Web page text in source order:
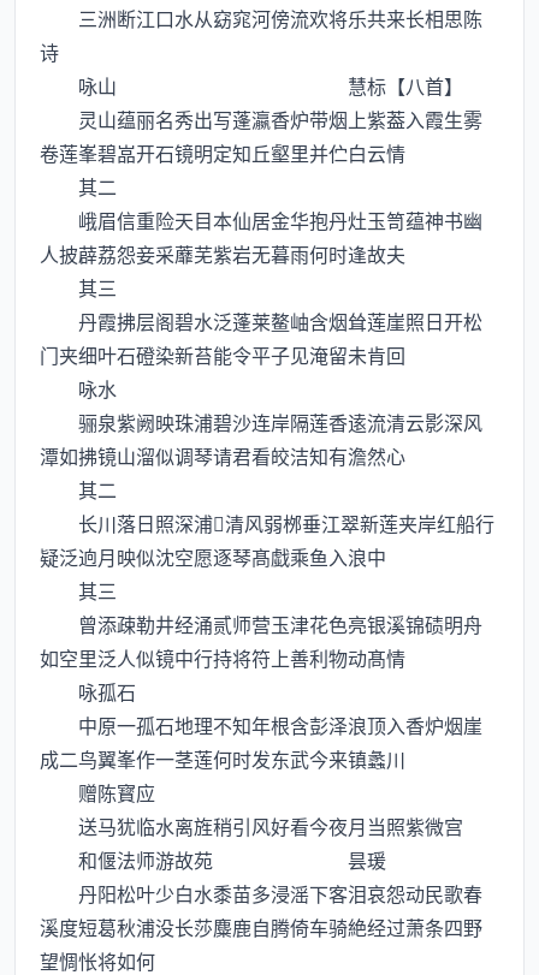
三洲断江口水从窈窕河傍流欢将乐共来长相思陈
诗
咏山 慧标【八首】
灵山蕴丽名秀出写蓬瀛香炉带烟上紫葢入霞生雾
卷莲峯碧嵓开石镜明定知丘壑里并伫白云情
其二
峨眉信重险天目本仙居金华抱丹灶玉笥蕴神书幽
人披薜荔怨妾采蘼芜紫岩无暮雨何时逢故夫
其三
丹霞拂层阁碧水泛蓬莱鳌岫含烟耸莲崖照日开松
门夹细叶石磴染新苔能令平子见淹留未肯回
咏水
骊泉紫阙映珠浦碧沙连岸隔莲香逺流清云影深风
潭如拂镜山溜似调琴请君看皎洁知有澹然心
其二
长川落日照深浦清风弱桞垂江翠新莲夹岸红船行
疑泛逈月映似沈空愿逐琴髙戱乘鱼入浪中
其三
曾添疎勒井经涌贰师营玉津花色亮银溪锦碛明舟
如空里泛人似镜中行持将符上善利物动髙情
咏孤石
中原一孤石地理不知年根含彭泽浪顶入香炉烟崖
成二鸟翼峯作一茎莲何时发东武今来镇蠡川
赠陈寳应
送马犹临水离旌稍引风好看今夜月当照紫微宫
和偃法师游故苑 昙瑗
丹阳松叶少白水黍苗多浸滛下客泪哀怨动民歌春
溪度短葛秋浦没长莎麋鹿自腾倚车骑絶经过萧条四野
望惆怅将如何